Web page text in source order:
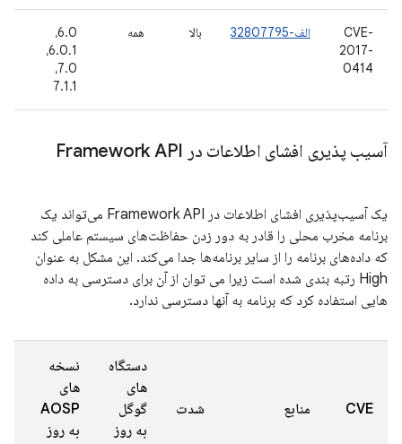
CVE-
2017-
0414
الف-32807795 بالا همه
6.0،
6.0.1،
7.0،
7.1.1
آسیب پذیری افشای اطلاعات در Framework API
یک آسیب‌پذیری افشای اطلاعات در Framework API می‌تواند یک
برنامه مخرب محلی را قادر به دور زدن حفاظت‌های سیستم عاملی کند
که داده‌های برنامه را از سایر برنامه‌ها جدا می‌کند. این مشکل به عنوان
High رتبه بندی شده است زیرا می توان از آن برای دسترسی به داده
هایی استفاده کرد که برنامه به آنها دسترسی ندارد.
CVE منابع شدت
دستگاه
های
گوگل
به روز
نسخه
های
AOSP
به روز